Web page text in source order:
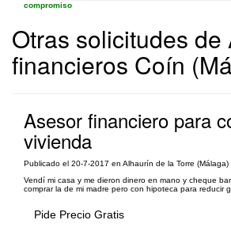
compromiso
Otras solicitudes de
financieros Coín
Asesor financiero para
vivienda
Publicado el 20-7-2017 en Alhaurín de la Torre (Málaga)
Vendí mi casa y me dieron dinero en mano y cheque
comprar la de mi madre pero con hipoteca para reducir
Pide Precio Gratis